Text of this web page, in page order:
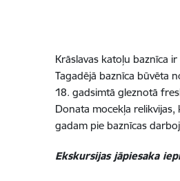
Krāslavas katoļu baznīca
Tagadējā baznīca būvēta
18. gadsimtā gleznotā
Donata mocekļa
gadam pie baznīcas
Ekskursijas jāpiesaka